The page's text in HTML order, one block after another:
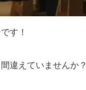
す！
違えていませんか？